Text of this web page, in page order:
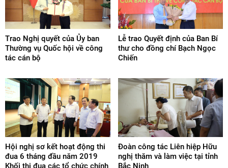
Trao Nghị quyết của Ủy ban
Thường vụ Quốc hội về công
tác cán bộ
Lễ trao Quyết định của Ban Bí
thư cho đồng chí Bạch Ngọc
Chiến
Hội nghị sơ kết hoạt động thi
đua 6 tháng đầu năm 2019
Khối thi đua các tổ chức chính
Đoàn công tác Liên hiệp Hữu
nghị thăm và làm việc tại tỉnh
Bắc Ninh